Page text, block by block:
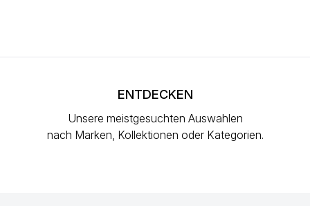
ENTDECKEN
Unsere meistgesuchten Auswahlen
nach Marken, Kollektionen oder Kategorien.